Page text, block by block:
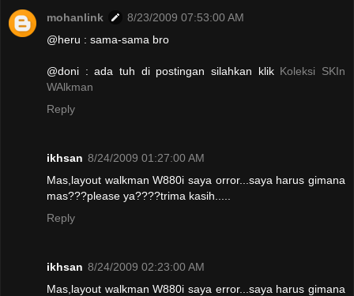
mohanlink
8/23/2009 07:53:00 AM
@heru : sama-sama bro
@doni : ada tuh di postingan silahkan klik Koleksi SKIn
WAlkman
Reply
ikhsan 8/24/2009 01:27:00 AM
Mas,layout walkman W880i saya orror...saya harus gimana
mas???please ya????trima kasih.....
Reply
ikhsan 8/24/2009 02:23:00 AM
Mas,layout walkman W880i saya error...saya harus gimana